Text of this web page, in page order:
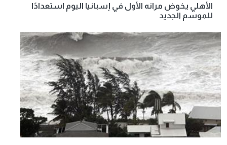
الأهلي يخوض مرانه الأول في إسبانيا اليوم استعدادًا
للموسم الجديد